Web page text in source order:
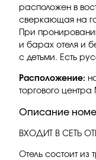
расположен в
сверкающая на
При
и барах отеля и
с детьми. Есть
Расположение:
торгового
Описание
ВХОДИТ В СЕТЬ
Отель состоит из